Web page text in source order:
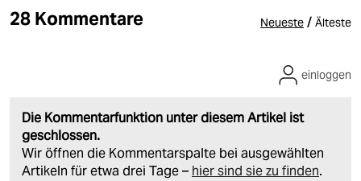
28 Kommentare Neueste / Älteste
Die Kommentarfunktion unter diesem Artikel ist
geschlossen.
Wir öffnen die Kommentarspalte bei ausgewählten
Artikeln für etwa drei Tage – hier sind sie zu finden.
einloggen